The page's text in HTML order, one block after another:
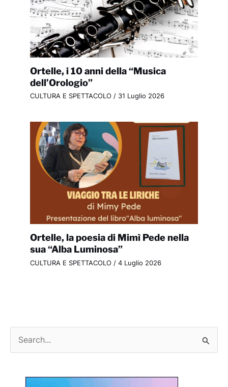
Ortelle, i 10 anni della “Musica
dell’Orologio”
CULTURA E SPETTACOLO / 31 Luglio 2026
Ortelle, la poesia di Mimì Pede nella
sua “Alba Luminosa”
CULTURA E SPETTACOLO / 4 Luglio 2026